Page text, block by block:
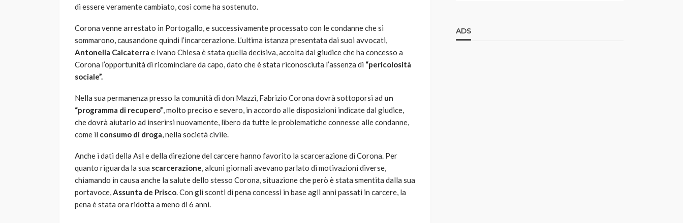
di essere veramente cambiato, così come ha sostenuto.
Corona venne arrestato in Portogallo, e successivamente processato con le condanne che si
sommarono, causandone quindi l’incarcerazione. L’ultima istanza presentata dai suoi avvocati,
Antonella Calcaterra e Ivano Chiesa è stata quella decisiva, accolta dal giudice che ha concesso a
Corona l’opportunità di ricominciare da capo, dato che è stata riconosciuta l’assenza di “pericolosità
sociale”.
Nella sua permanenza presso la comunità di don Mazzi, Fabrizio Corona dovrà sottoporsi ad un
“programma di recupero”, molto preciso e severo, in accordo alle disposizioni indicate dal giudice,
che dovrà aiutarlo ad inserirsi nuovamente, libero da tutte le problematiche connesse alle condanne,
come il consumo di droga, nella società civile.
Anche i dati della Asl e della direzione del carcere hanno favorito la scarcerazione di Corona. Per
quanto riguarda la sua scarcerazione, alcuni giornali avevano parlato di motivazioni diverse,
chiamando in causa anche la salute dello stesso Corona, situazione che però è stata smentita dalla sua
portavoce,Assunta de Prisco. Con gli sconti di pena concessi in base agli anni passati in carcere, la
pena è stata ora ridotta a meno di 6 anni.
ADS